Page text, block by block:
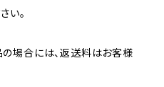
い。
場合には、返送料はお客様